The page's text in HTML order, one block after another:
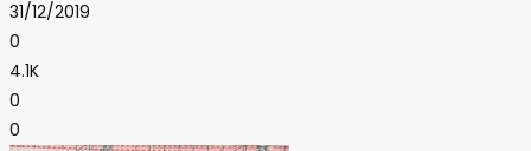
31/12/2019
0
4.1K
0
0